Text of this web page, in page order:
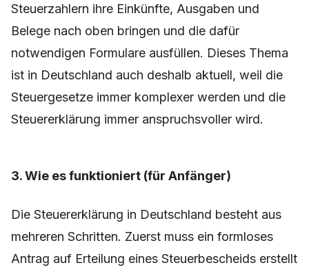
Steuerzahlern ihre Einkünfte, Ausgaben und
Belege nach oben bringen und die dafür
notwendigen Formulare ausfüllen. Dieses Thema
ist in Deutschland auch deshalb aktuell, weil die
Steuergesetze immer komplexer werden und die
Steuererklärung immer anspruchsvoller wird.
3. Wie es funktioniert (für Anfänger)
Die Steuererklärung in Deutschland besteht aus
mehreren Schritten. Zuerst muss ein formloses
Antrag auf Erteilung eines Steuerbescheids erstellt